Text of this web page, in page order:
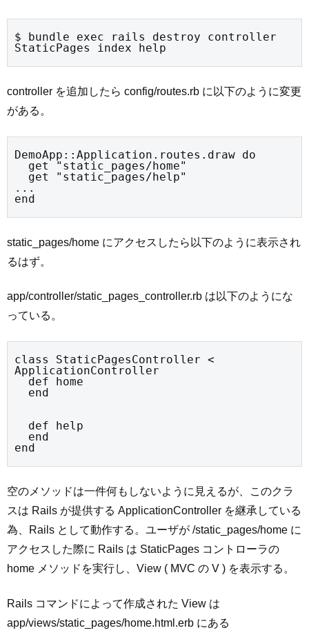
$ bundle exec rails destroy controller
StaticPages index help
controller を追加したら config/routes.rb に以下のように変更
がある。
DemoApp::Application.routes.draw do
...
end
static_pages/home にアクセスしたら以下のように表示され
るはず。
app/controller/static_pages_controller.rb は以下のようにな
っている。
class StaticPagesController <
ApplicationController
  end
end
空のメソッドは一件何もしないように見えるが、このクラ
スは Rails が提供する ApplicationController を継承している
為、Rails として動作する。ユーザが /static_pages/home に
アクセスした際に Rails は StaticPages コントローラの
home メソッドを実行し、View ( MVC の V ) を表示する。
Rails コマンドによって作成された View は
app/views/static_pages/home.html.erb にある